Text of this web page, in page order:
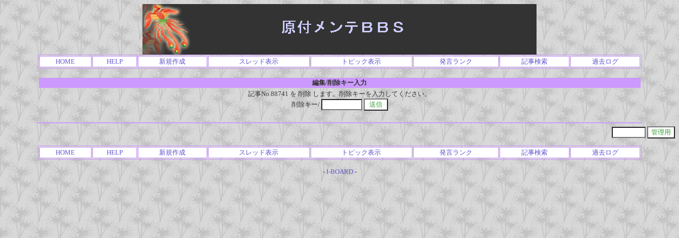
HOME HELP 新規作成 スレッド表示 トピック表示 発言ランク 記事検索 過去ログ
編集/削除キー入力
記事No.88741 を 削除 します。削除キーを入力してください。
削除キー/
HOME HELP 新規作成 スレッド表示 トピック表示 発言ランク 記事検索 過去ログ
- I-BOARD-